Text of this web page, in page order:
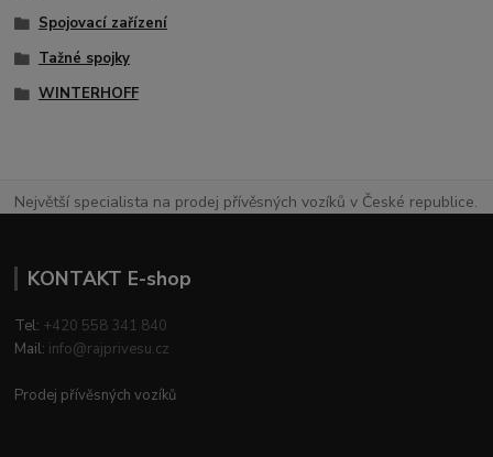
Spojovací zařízení
Tažné spojky
WINTERHOFF
Největší specialista na prodej přívěsných vozíků v České republice.
KONTAKT E-shop
Tel: +420 558 341 840
Mail: info@rajprivesu.cz
Prodej přívěsných vozíků